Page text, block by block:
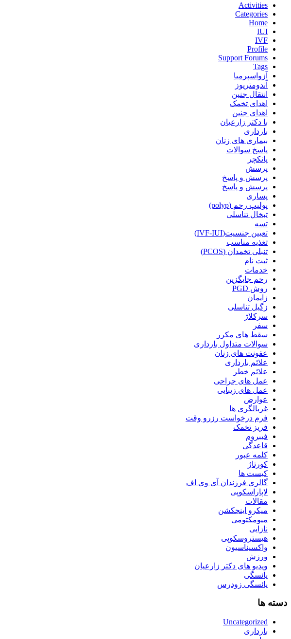
Activities
Categories
Home
IUI
IVF
Profile
Support Forums
Tags
آزواسپرمیا
آندومتریوز
انتقال جنین
اهدای تخمک
اهدای جنین
با دکتر زارعیان
بارداری
بیماری های زنان
پاسخ سوالات
پانکچر
پرسش
پرسش و پاسخ
پرسش و پاسخ
پساری
پولیپ رحم (polyp)
تبخال تناسلی
تسه
تعیین جنسیت(IVF-IUI)
تغذیه مناسب
تنبلی تخمدان (PCOS)
ثبت نام
خدمات
رحم جایگزین
روش PGD
زایمان
زگیل تناسلی
سرکلاژ
سفر
سقط های مکرر
سوالات متداول بارداری
عفونت های زنان
علائم بارداری
علائم خطر
عمل های جراحی
عمل های زیبایی
عوارض
غربالگری ها
فرم درخواست رزرو وقت
فریز تخمک
فیبروم
قاعدگی
کلمه عبور
کورتاژ
کیست ها
گالری فرزندان آی وی اف
لاپاراسکوپی
مقالات
میکرو اینجکشن
میومکتومی
نازایی
هیستروسکوپی
واکسیناسیون
ورزش
ویدیو های دکتر زارعیان
یائسگی
یائسگی زودرس
دسته ها
Uncategorized
بارداری